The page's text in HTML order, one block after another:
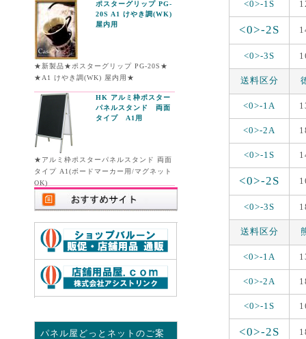
ポスターグリップ PG-
20S A1 けやき調(WK)
屋内用
★新製品★ポスターグリップ PG-20S★
★A1 けやき調(WK) 屋内用★
HK アルミ枠ポスター
パネルスタンド 両面
タイプ A1用
★アルミ枠ポスターパネルスタンド 両面
タイプ A1(ボードマーカー用/マグネット
OK)
パネル屋どっとネットのご案
<0>-1S
<0>-2S
<0>-3S
送料区分
<0>-1A
<0>-2A
<0>-1S
<0>-2S
<0>-3S
送料区分
<0>-1A
<0>-2A
<0>-1S
<0>-2S